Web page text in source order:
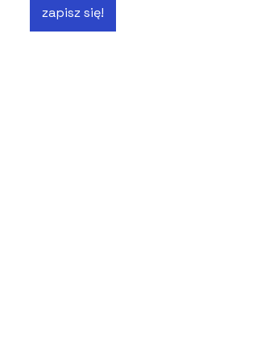
zapisz się!